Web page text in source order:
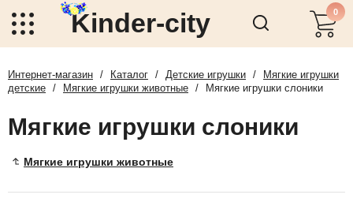
Kinder-city 0
Интернет-магазин / Каталог / Детские игрушки /
Мягкие игрушки
детские / Мягкие игрушки животные / Мягкие игрушки слоники
Мягкие игрушки слоники
Мягкие игрушки животные